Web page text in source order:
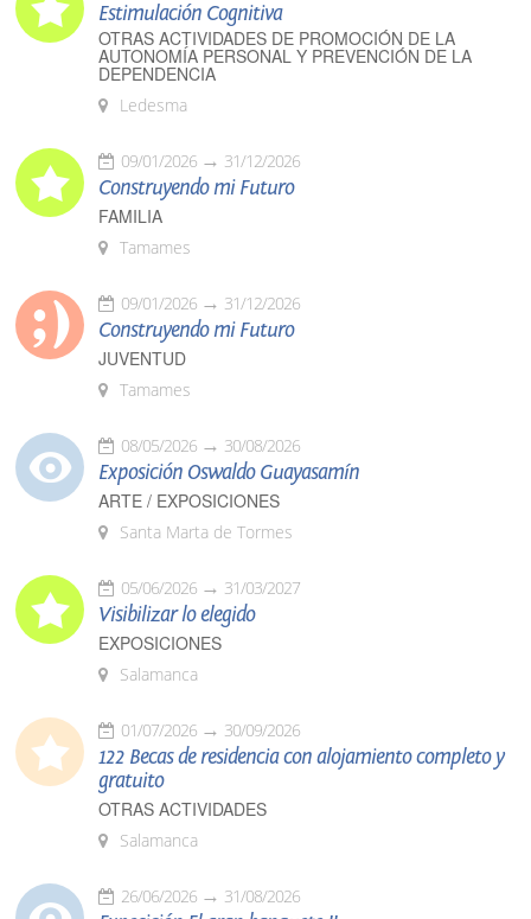
Estimulación Cognitiva
OTRAS ACTIVIDADES DE PROMOCIÓN DE LA
AUTONOMÍA PERSONAL Y PREVENCIÓN DE LA
DEPENDENCIA
Ledesma
09/01/2026 31/12/2026
Construyendo mi Futuro
FAMILIA
Tamames
09/01/2026 31/12/2026
Construyendo mi Futuro
JUVENTUD
Tamames
08/05/2026 30/08/2026
Exposición Oswaldo Guayasamín
ARTE / EXPOSICIONES
Santa Marta de Tormes
05/06/2026 31/03/2027
Visibilizar lo elegido
EXPOSICIONES
Salamanca
01/07/2026 30/09/2026
122 Becas de residencia con alojamiento completo y
gratuito
OTRAS ACTIVIDADES
Salamanca
26/06/2026 31/08/2026